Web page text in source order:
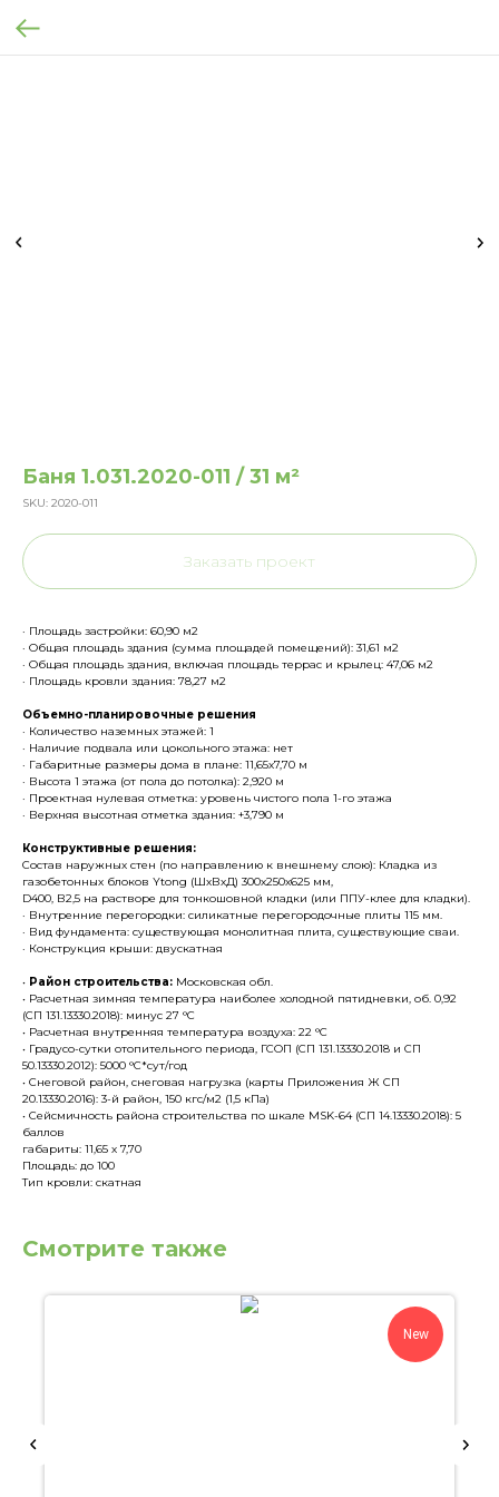
Баня 1.031.2020-011 / 31 м²
SKU: 2020-011
Заказать проект
· Площадь застройки: 60,90 м2
· Общая площадь здания (сумма площадей помещений): 31,61 м2
· Общая площадь здания, включая площадь террас и крылец: 47,06 м2
· Площадь кровли здания: 78,27 м2
Объемно-планировочные решения
· Количество наземных этажей: 1
· Наличие подвала или цокольного этажа: нет
· Габаритные размеры дома в плане: 11,65х7,70 м
· Высота 1 этажа (от пола до потолка): 2,920 м
· Проектная нулевая отметка: уровень чистого пола 1-го этажа
· Верхняя высотная отметка здания: +3,790 м
Конструктивные решения:
Состав наружных стен (по направлению к внешнему слою): Кладка из
газобетонных блоков Ytong (ШхВхД) 300х250х625 мм,
D400, В2,5 на растворе для тонкошовной кладки (или ППУ-клее для кладки).
· Внутренние перегородки: силикатные перегородочные плиты 115 мм.
· Вид фундамента: существующая монолитная плита, существующие сваи.
· Конструкция крыши: двускатная
• Район строительства: Московская обл.
• Расчетная зимняя температура наиболее холодной пятидневки, об. 0,92
(СП 131.13330.2018): минус 27 °С
• Расчетная внутренняя температура воздуха: 22 °С
• Градусо-сутки отопительного периода, ГСОП (СП 131.13330.2018 и СП
50.13330.2012): 5000 °С*сут/год
• Снеговой район, снеговая нагрузка (карты Приложения Ж СП
20.13330.2016): 3-й район, 150 кгс/м2 (1,5 кПа)
• Сейсмичность района строительства по шкале MSK-64 (СП 14.13330.2018): 5
баллов
габариты: 11,65 х 7,70
Площадь: до 100
Тип кровли: скатная
Смотрите также
New